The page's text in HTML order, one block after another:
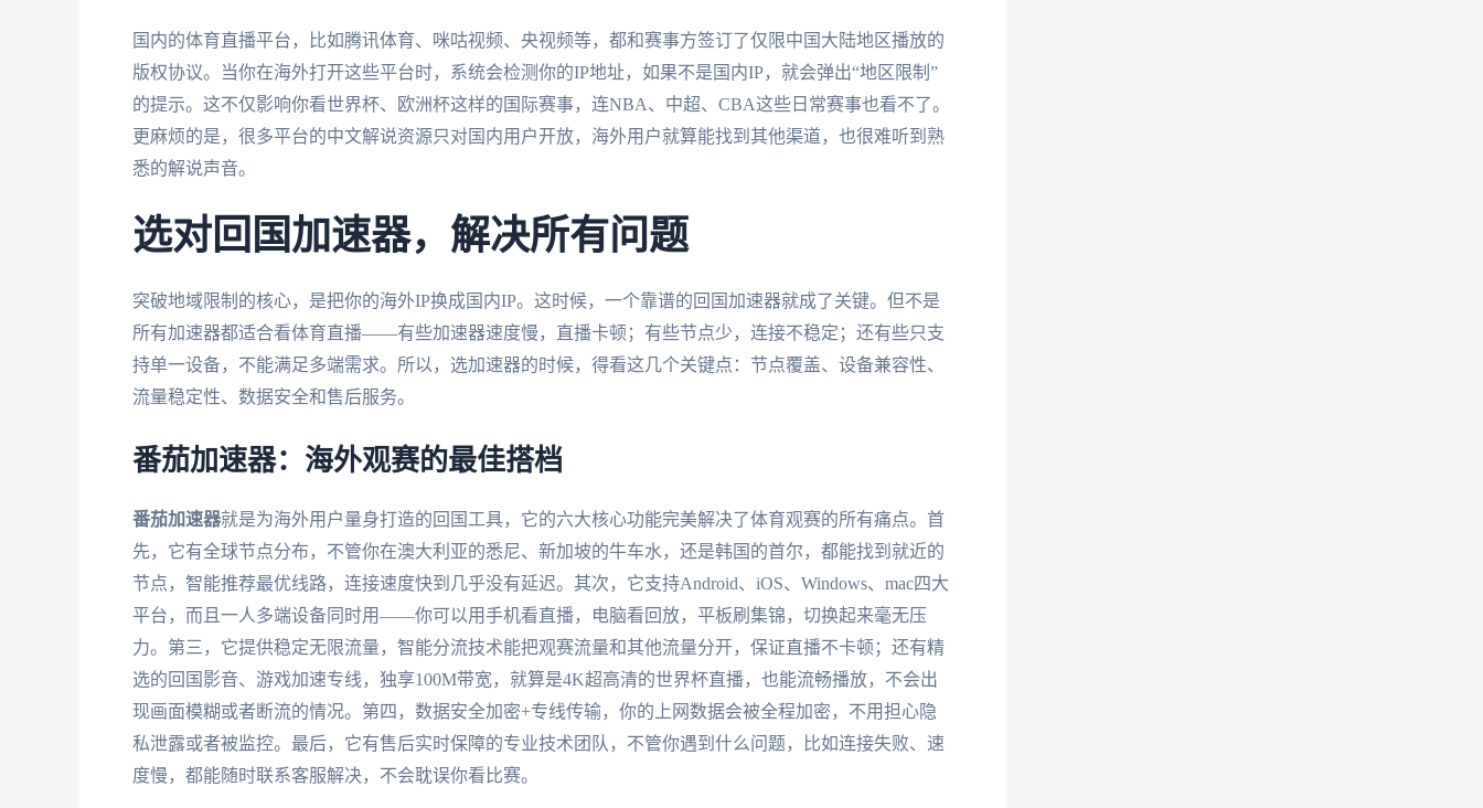
国内的体育直播平台，比如腾讯体育、咪咕视频、央视频等，都和赛事方签订了仅限中国大陆地区播放的
版权协议。当你在海外打开这些平台时，系统会检测你的IP地址，如果不是国内IP，就会弹出“地区限制”
的提示。这不仅影响你看世界杯、欧洲杯这样的国际赛事，连NBA、中超、CBA这些日常赛事也看不了。
更麻烦的是，很多平台的中文解说资源只对国内用户开放，海外用户就算能找到其他渠道，也很难听到熟
悉的解说声音。
选对回国加速器，解决所有问题
突破地域限制的核心，是把你的海外IP换成国内IP。这时候，一个靠谱的回国加速器就成了关键。但不是
所有加速器都适合看体育直播——有些加速器速度慢，直播卡顿；有些节点少，连接不稳定；还有些只支
持单一设备，不能满足多端需求。所以，选加速器的时候，得看这几个关键点：节点覆盖、设备兼容性、
流量稳定性、数据安全和售后服务。
番茄加速器：海外观赛的最佳搭档
番茄加速器就是为海外用户量身打造的回国工具，它的六大核心功能完美解决了体育观赛的所有痛点。首
先，它有全球节点分布，不管你在澳大利亚的悉尼、新加坡的牛车水，还是韩国的首尔，都能找到就近的
节点，智能推荐最优线路，连接速度快到几乎没有延迟。其次，它支持Android、iOS、Windows、mac四大
平台，而且一人多端设备同时用——你可以用手机看直播，电脑看回放，平板刷集锦，切换起来毫无压
力。第三，它提供稳定无限流量，智能分流技术能把观赛流量和其他流量分开，保证直播不卡顿；还有精
选的回国影音、游戏加速专线，独享100M带宽，就算是4K超高清的世界杯直播，也能流畅播放，不会出
现画面模糊或者断流的情况。第四，数据安全加密+专线传输，你的上网数据会被全程加密，不用担心隐
私泄露或者被监控。最后，它有售后实时保障的专业技术团队，不管你遇到什么问题，比如连接失败、速
度慢，都能随时联系客服解决，不会耽误你看比赛。